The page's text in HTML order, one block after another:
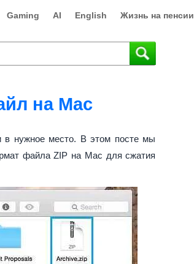
Gaming AI English Жизнь на пенсии
на Mac
в нужное место. В этом посте мы
файла ZIP на Mac для сжатия